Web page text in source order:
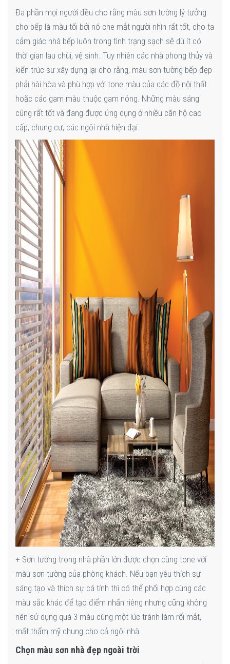
Đa phần mọi người đều cho rằng màu sơn tường lý tưởng
cho bếp là màu tối bởi nó che mắt người nhìn rất tốt, cho ta
cảm giác nhà bếp luôn trong tình trạng sạch sẽ dù ít có
thời gian lau chùi, vệ sinh. Tuy nhiên các nhà phong thủy và
kiến trúc sư xây dựng lại cho rằng, màu sơn tường bếp đẹp
phải hài hòa và phù hợp với tone màu của các đồ nội thất
hoặc các gam màu thuộc gam nóng. Những màu sáng
cũng rất tốt và đang được ứng dụng ở nhiều căn hộ cao
cấp, chung cư, các ngôi nhà hiện đại.
+ Sơn tường trong nhà phần lớn được chọn cùng tone với
màu sơn tường của phòng khách. Nếu bạn yêu thích sự
sáng tạo và thích sự cá tính thì có thể phối hợp cùng các
màu sắc khác để tạo điểm nhấn riêng nhưng cũng không
nên sử dụng quá 3 màu cùng một lúc tránh làm rối mắt,
mất thẩm mỹ chung cho cả ngôi nhà.
Chọn màu sơn nhà đẹp ngoài trời